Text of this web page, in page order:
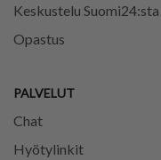
Keskustelu Suomi24:sta
Opastus
PALVELUT
Chat
Hyötylinkit